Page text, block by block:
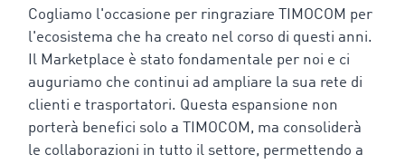
Cogliamo l'occasione per ringraziare TIMOCOM per
l'ecosistema che ha creato nel corso di questi anni.
Il Marketplace è stato fondamentale per noi e ci
auguriamo che continui ad ampliare la sua rete di
clienti e trasportatori. Questa espansione non
porterà benefici solo a TIMOCOM, ma consoliderà
le collaborazioni in tutto il settore, permettendo a